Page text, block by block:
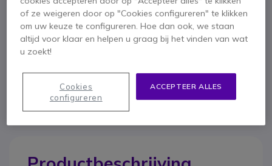
Om u van dienst te zijn bieden wij vergelijkbare producten aan
of ze weigeren door op "Cookies configureren" te klikken
om uw keuze te configureren. Hoe dan ook, we staan
altijd voor klaar en helpen u graag bij het vinden van wat
u zoekt!
ACCEPTEER ALLES
Cookies
configureren